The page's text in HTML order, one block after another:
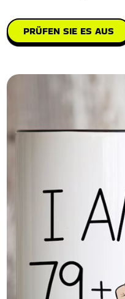
PRÜFEN SIE ES AUS